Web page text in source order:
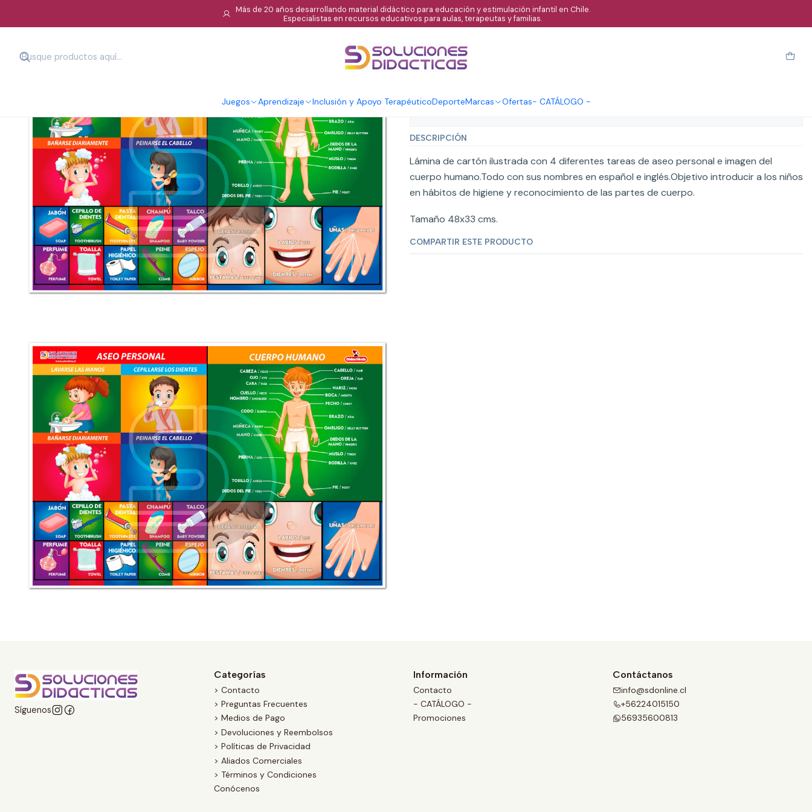
Juegos Aprendizaje Inclusión y Apoyo TerapéuticoDeporteMarcas Ofertas- CATÁLOGO -
Más de 20 años desarrollando material didáctico para educación y estimulación infantil en Chile.
Especialistas en recursos educativos para aulas, terapeutas y familias.
|
Lámina aseo personal y cuerpo humano
DESCRIPCIÓN
Lámina de cartón ilustrada con 4 diferentes tareas de aseo personal e imagen del
cuerpo humano.Todo con sus nombres en español e inglés.Objetivo introducir a los niños
en hábitos de higiene y reconocimiento de las partes de cuerpo.
Tamaño 48x33 cms.
COMPARTIR ESTE PRODUCTO
Síguenos
Categorías
> Contacto
> Preguntas Frecuentes
> Medios de Pago
> Devoluciones y Reembolsos
> Políticas de Privacidad
> Aliados Comerciales
> Términos y Condiciones
Conócenos
Información
Contacto
- CATÁLOGO -
Promociones
Contáctanos
info@sdonline.cl
+56224015150
56935600813